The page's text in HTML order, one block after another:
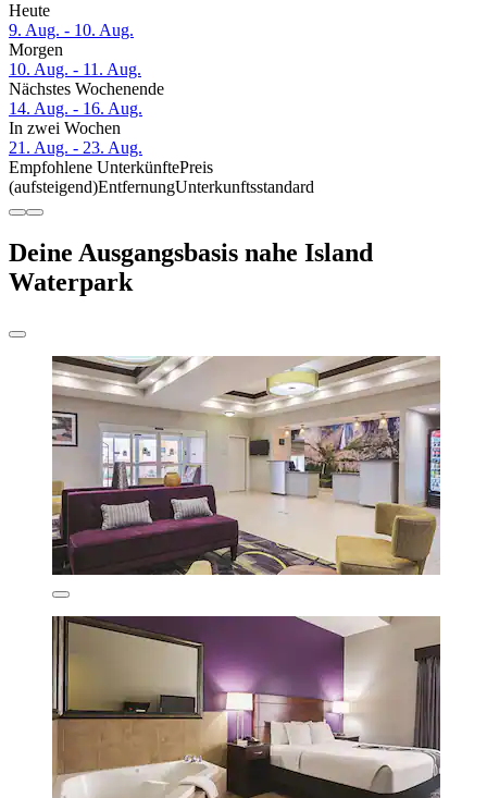
Heute
9. Aug. - 10. Aug.
Morgen
10. Aug. - 11. Aug.
Nächstes Wochenende
14. Aug. - 16. Aug.
In zwei Wochen
21. Aug. - 23. Aug.
Empfohlene UnterkünftePreis
(aufsteigend)EntfernungUnterkunftsstandard
Deine Ausgangsbasis nahe Island
Waterpark